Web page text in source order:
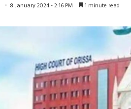
8 January 2024 - 2:16 PM 1 minute read